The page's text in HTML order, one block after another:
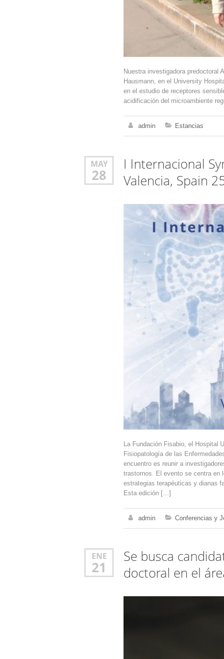
Nuestra investigadora predoctoral
Hausmann, en el University
en el estudio de receptores
acidificación del microambiente
admin Estancias
MAY
28
I Internacional
Valencia, Spain
La Fundación Fisabio, el Hospital
Fisiopatología de las
encuentro es reunir a
trastornos. El evento se centra en
estrategias terapéuticas y dianas
Esta edición […]
admin Conferencias y
ENE
21
Se busca
doctoral en el